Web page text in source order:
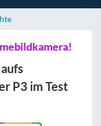
P3 im Test